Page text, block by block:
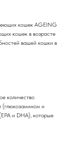
кошек AGEING
кошек в возрасте
вашей кошки в
количество
(глюкозамином и
и DHA), которые